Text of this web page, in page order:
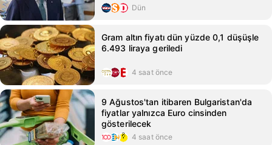
Dün
Gram altın fiyatı dün yüzde 0,1 düşüşle
6.493 liraya geriledi
4 saat önce
9 Ağustos'tan itibaren Bulgaristan'da
fiyatlar yalnızca Euro cinsinden
gösterilecek
4 saat önce